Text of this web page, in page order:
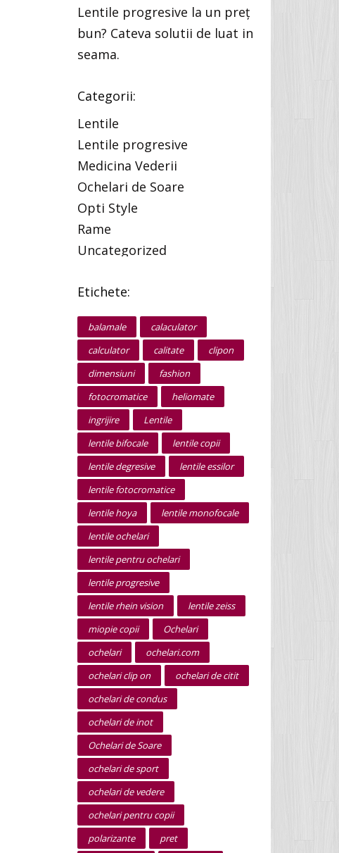
Lentile progresive la un preț
bun? Cateva solutii de luat in
seama.
Categorii:
Lentile
Lentile progresive
Medicina Vederii
Ochelari de Soare
Opti Style
Rame
Uncategorized
Etichete:
balamale
calaculator
calculator
calitate
clipon
dimensiuni
fashion
fotocromatice
heliomate
ingrijire
Lentile
lentile bifocale
lentile copii
lentile degresive
lentile essilor
lentile fotocromatice
lentile hoya
lentile monofocale
lentile ochelari
lentile pentru ochelari
lentile progresive
lentile rhein vision
lentile zeiss
miopie copii
Ochelari
ochelari
ochelari.com
ochelari clip on
ochelari de citit
ochelari de condus
ochelari de inot
Ochelari de Soare
ochelari de sport
ochelari de vedere
ochelari pentru copii
polarizante
pret